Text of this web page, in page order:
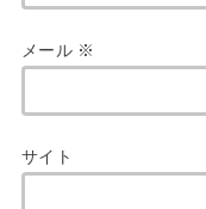
メール ※
サイト